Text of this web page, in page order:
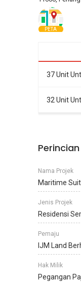
PETA
37 Unit
32 Unit
Perincian
Nama Projek
Maritime
Jenis Projek
Residensi
Pemaju
IJM Land
Hak Milik
Pegangan